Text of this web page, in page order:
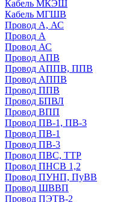
Кабель МКЭШ
Кабель МГШВ
Провод А, АС
Провод А
Провод АС
Провод АПВ
Провод АППВ, ППВ
Провод АППВ
Провод ППВ
Провод БПВЛ
Провод ВПП
Провод ПВ-1, ПВ-3
Провод ПВ-1
Провод ПВ-3
Провод ПВС, ТТР
Провод ПНСВ 1,2
Провод ПУНП, ПуВВ
Провод ШВВП
Провод ПЭТВ-2